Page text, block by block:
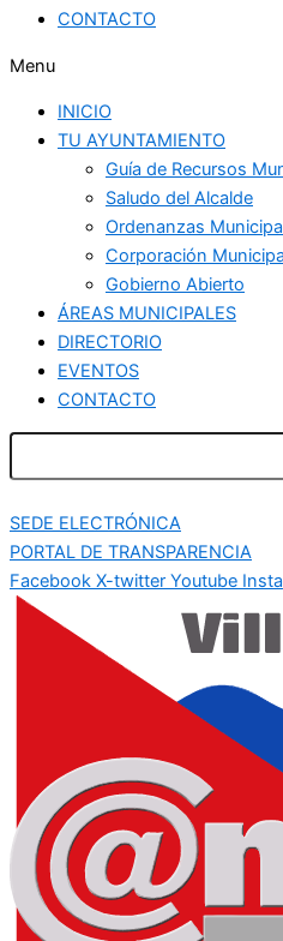
CONTACTO
Menu
INICIO
TU AYUNTAMIENTO
Guía de Recursos
Saludo del Alcalde
Ordenanzas
Corporación
Gobierno Abierto
ÁREAS MUNICIPALES
DIRECTORIO
EVENTOS
CONTACTO
SEDE ELECTRÓNICA
PORTAL DE TRANSPARENCIA
Facebook X-twitter Youtube